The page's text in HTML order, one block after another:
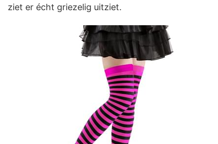
ziet er écht griezelig uitziet.